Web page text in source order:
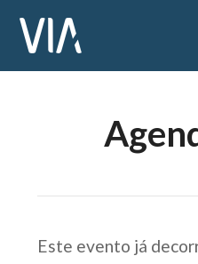
Este evento já